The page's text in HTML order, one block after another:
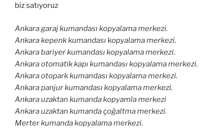
biz satıyoruz
Ankara garaj kumandası kopyalama merkezi.
Ankara kepenk kumandası kopyalama merkezi.
Ankara bariyer kumandası kopyalama merkezi.
Ankara otomatik kapı kumandası kopyalama merkezi.
Ankara otopark kumandası kopyalama merkezi.
Ankara panjur kumandası kopyalama merkezi.
Ankara uzaktan kumanda kopyamla merkezi
Ankara uzaktan kumanda çoğaltma merkezi.
Merter kumanda kopyalama merkezi.